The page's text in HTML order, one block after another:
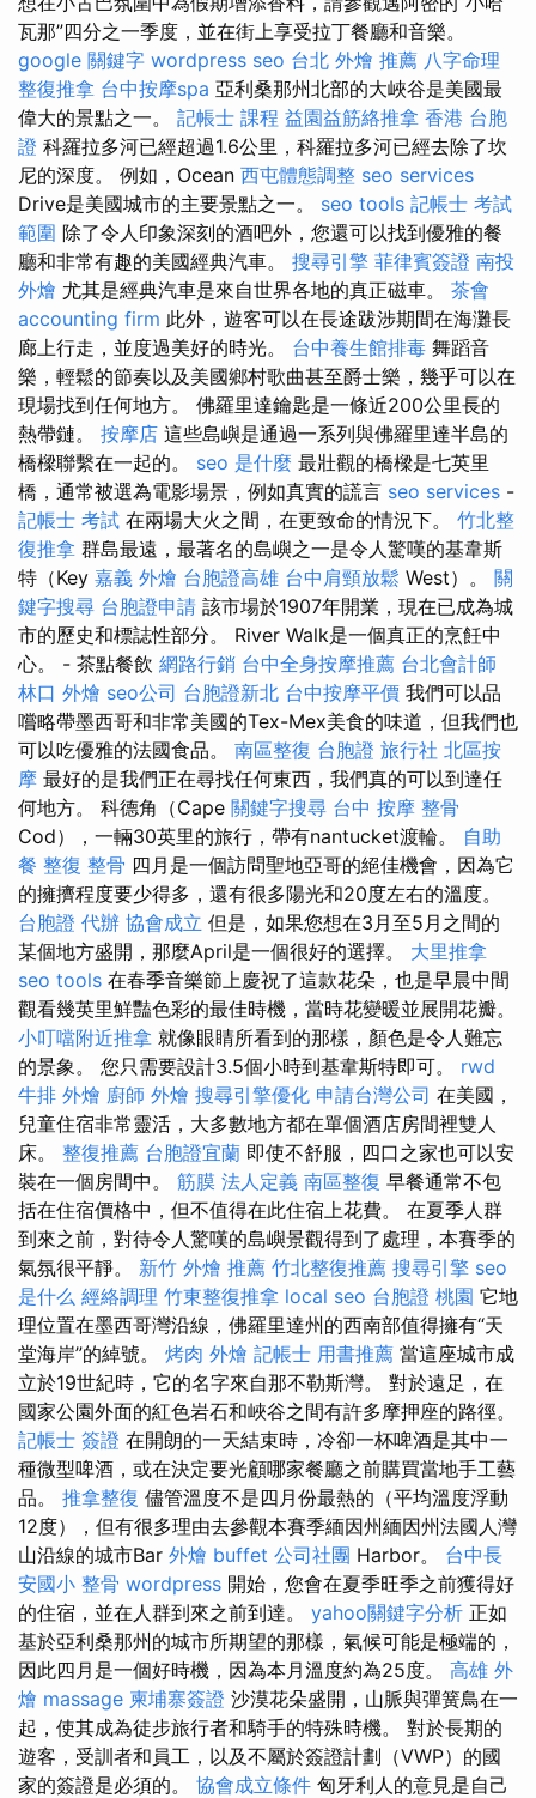
瓦那”四分之一季度，並在街上享受拉丁餐廳和音樂。
google 關鍵字 wordpress seo 台北 外燴 推薦 八字命理
整復推拿 台中按摩spa 亞利桑那州北部的大峽谷是美國最
偉大的景點之一。 記帳士 課程 益園益筋絡推拿 香港 台胞
證 科羅拉多河已經超過1.6公里，科羅拉多河已經去除了坎
尼的深度。 例如，Ocean 西屯體態調整 seo services
Drive是美國城市的主要景點之一。 seo tools 記帳士 考試
範圍 除了令人印象深刻的酒吧外，您還可以找到優雅的餐
廳和非常有趣的美國經典汽車。 搜尋引擎 菲律賓簽證 南投
外燴 尤其是經典汽車是來自世界各地的真正磁車。 茶會
accounting firm 此外，遊客可以在長途跋涉期間在海灘長
廊上行走，並度過美好的時光。 台中養生館排毒 舞蹈音
樂，輕鬆的節奏以及美國鄉村歌曲甚至爵士樂，幾乎可以在
現場找到任何地方。 佛羅里達鑰匙是一條近200公里長的
熱帶鏈。 按摩店 這些島嶼是通過一系列與佛羅里達半島的
橋樑聯繫在一起的。 seo 是什麼 最壯觀的橋樑是七英里
橋，通常被選為電影場景，例如真實的謊言 seo services -
記帳士 考試 在兩場大火之間，在更致命的情況下。 竹北整
復推拿 群島最遠，最著名的島嶼之一是令人驚嘆的基韋斯
特（Key 嘉義 外燴 台胞證高雄 台中肩頸放鬆 West）。 關
鍵字搜尋 台胞證申請 該市場於1907年開業，現在已成為城
市的歷史和標誌性部分。 River Walk是一個真正的烹飪中
心。 - 茶點餐飲 網路行銷 台中全身按摩推薦 台北會計師
林口 外燴 seo公司 台胞證新北 台中按摩平價 我們可以品
嚐略帶墨西哥和非常美國的Tex-Mex美食的味道，但我們也
可以吃優雅的法國食品。 南區整復 台胞證 旅行社 北區按
摩 最好的是我們正在尋找任何東西，我們真的可以到達任
何地方。 科德角（Cape 關鍵字搜尋 台中 按摩 整骨
Cod），一輛30英里的旅行，帶有nantucket渡輪。 自助
餐 整復 整骨 四月是一個訪問聖地亞哥的絕佳機會，因為它
的擁擠程度要少得多，還有很多陽光和20度左右的溫度。
台胞證 代辦 協會成立 但是，如果您想在3月至5月之間的
某個地方盛開，那麼April是一個很好的選擇。 大里推拿
seo tools 在春季音樂節上慶祝了這款花朵，也是早晨中間
觀看幾英里鮮豔色彩的最佳時機，當時花變暖並展開花瓣。
小叮噹附近推拿 就像眼睛所看到的那樣，顏色是令人難忘
的景象。 您只需要設計3.5個小時到基韋斯特即可。 rwd
牛排 外燴 廚師 外燴 搜尋引擎優化 申請台灣公司 在美國，
兒童住宿非常靈活，大多數地方都在單個酒店房間裡雙人
床。 整復推薦 台胞證宜蘭 即使不舒服，四口之家也可以安
裝在一個房間中。 筋膜 法人定義 南區整復 早餐通常不包
括在住宿價格中，但不值得在此住宿上花費。 在夏季人群
到來之前，對待令人驚嘆的島嶼景觀得到了處理，本賽季的
氣氛很平靜。 新竹 外燴 推薦 竹北整復推薦 搜尋引擎 seo
是什么 經絡調理 竹東整復推拿 local seo 台胞證 桃園 它地
理位置在墨西哥灣沿線，佛羅里達州的西南部值得擁有“天
堂海岸”的綽號。 烤肉 外燴 記帳士 用書推薦 當這座城市成
立於19世紀時，它的名字來自那不勒斯灣。 對於遠足，在
國家公園外面的紅色岩石和峽谷之間有許多摩押座的路徑。
記帳士 簽證 在開朗的一天結束時，冷卻一杯啤酒是其中一
種微型啤酒，或在決定要光顧哪家餐廳之前購買當地手工藝
品。 推拿整復 儘管溫度不是四月份最熱的（平均溫度浮動
12度），但有很多理由去參觀本賽季緬因州緬因州法國人灣
山沿線的城市Bar 外燴 buffet 公司社團 Harbor。 台中長
安國小 整骨 wordpress 開始，您會在夏季旺季之前獲得好
的住宿，並在人群到來之前到達。 yahoo關鍵字分析 正如
基於亞利桑那州的城市所期望的那樣，氣候可能是極端的，
因此四月是一個好時機，因為本月溫度約為25度。 高雄 外
燴 massage 柬埔寨簽證 沙漠花朵盛開，山脈與彈簧鳥在一
起，使其成為徒步旅行者和騎手的特殊時機。 對於長期的
遊客，受訓者和員工，以及不屬於簽證計劃（VWP）的國
家的簽證是必須的。 協會成立條件 匈牙利人的意見是自己